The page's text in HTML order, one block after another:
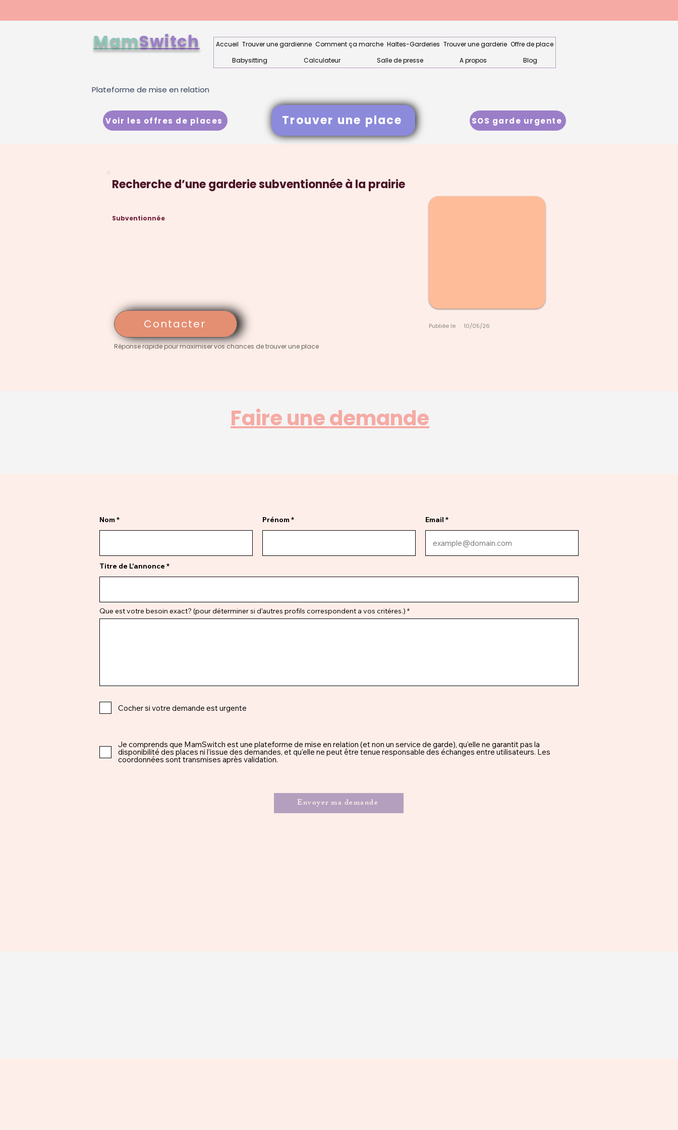
MamSwitch Accueil Trouver une gardienne Comment ça marche Haltes-Garderies Trouver une garderie Offre de place
Babysitting
Calculateur Salle de presse A propos Blog
Plateforme de mise en relation
Voir les offres de places Trouver une place SOS garde urgente
Recherche d’une garderie subventionnée à la prairie
Subventionnée
Contacter
Réponse rapide pour maximiser vos chances de trouver une place
Publiée le 10/05/26
Faire une demande
Nom Prénom Email
Titre de L'annonce
Que est votre besoin exact? (pour déterminer si d'autres profils correspondent a vos critéres.)
Cocher si votre demande est urgente
Je comprends que MamSwitch est une plateforme de mise en relation (et non un service de garde), qu’elle ne garantit pas la
disponibilité des places ni l’issue des demandes, et qu’elle ne peut être tenue responsable des échanges entre utilisateurs. Les
coordonnées sont transmises après validation.
Envoyer ma demande